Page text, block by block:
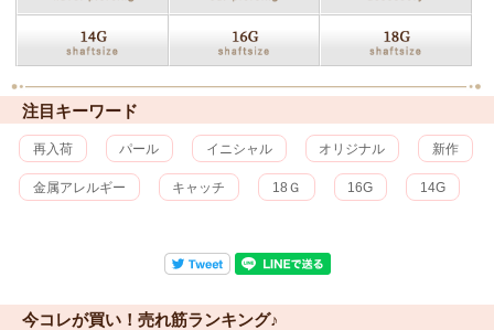
注目キーワード
再入荷 パール イニシャル オリジナル 新作
金属アレルギー キャッチ 18Ｇ 16G 14G
今コレが買い！売れ筋ランキング♪